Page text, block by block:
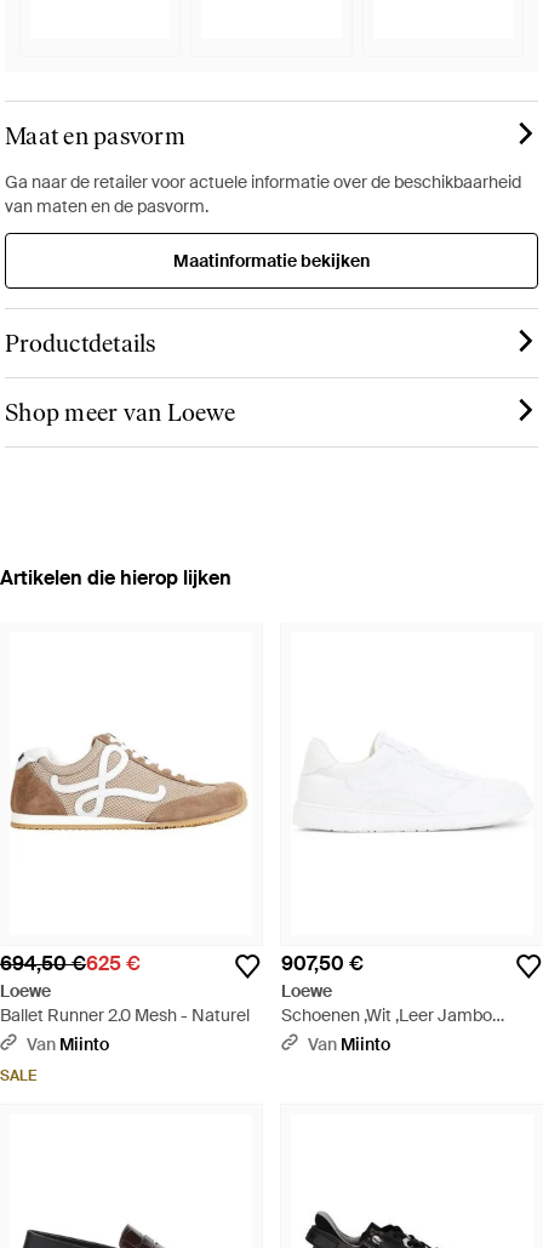
Maat en pasvorm
Ga naar de retailer voor actuele informatie over de beschikbaarheid
van maten en de pasvorm.
Maatinformatie bekijken
Productdetails
Shop meer van Loewe
Artikelen die hierop lijken
694,50 €625 €
Loewe
Ballet Runner 2.0 Mesh - Naturel
Van Miinto
SALE
907,50 €
Loewe
Schoenen ,Wit ,Leer Jambo
Sneakers - Wit
Van Miinto